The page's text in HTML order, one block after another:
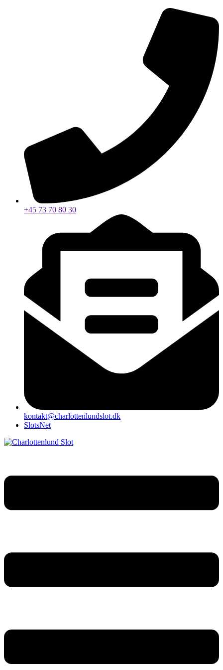
+45 73 70 80 30
kontakt@charlottenlundslot.dk
SlotsNet